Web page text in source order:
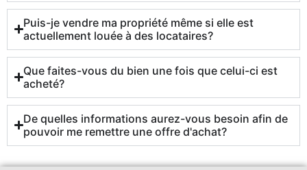
Puis-je vendre ma propriété même si elle est
actuellement louée à des locataires?
Que faites-vous du bien une fois que celui-ci est
acheté?
De quelles informations aurez-vous besoin afin de
pouvoir me remettre une offre d'achat?